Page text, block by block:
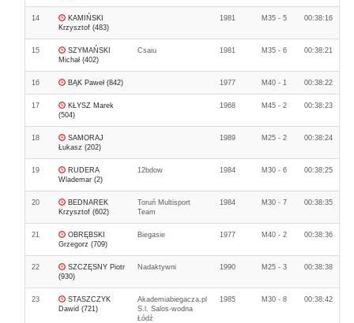
14
KAMIŃSKI
Krzysztof (483)
1981 M35 - 5 00:38:16
15
SZYMAŃSKI
Michał (402)
Csaiu 1981 M35 - 6 00:38:21
16 BĄK Paweł (842) 1977 M40 - 1 00:38:22
17
KŁYSZ Marek
(504)
1968 M45 - 2 00:38:23
18
SAMORAJ
Łukasz (202)
1989 M25 - 2 00:38:24
19
RUDERA
Wlademar (2)
12bdow 1984 M30 - 6 00:38:25
20
BEDNAREK
Krzysztof (602)
Toruń Multisport
Team
1984 M30 - 7 00:38:35
21
OBRĘBSKI
Grzegorz (709)
Biegasie 1977 M40 - 2 00:38:36
22
SZCZĘSNY Piotr
(930)
Nadaktywni 1990 M25 - 3 00:38:38
23
STASZCZYK
Dawid (721)
Akademiabiegacza.pl
S.l. Salos-wodna
Łódź
1985 M30 - 8 00:38:42